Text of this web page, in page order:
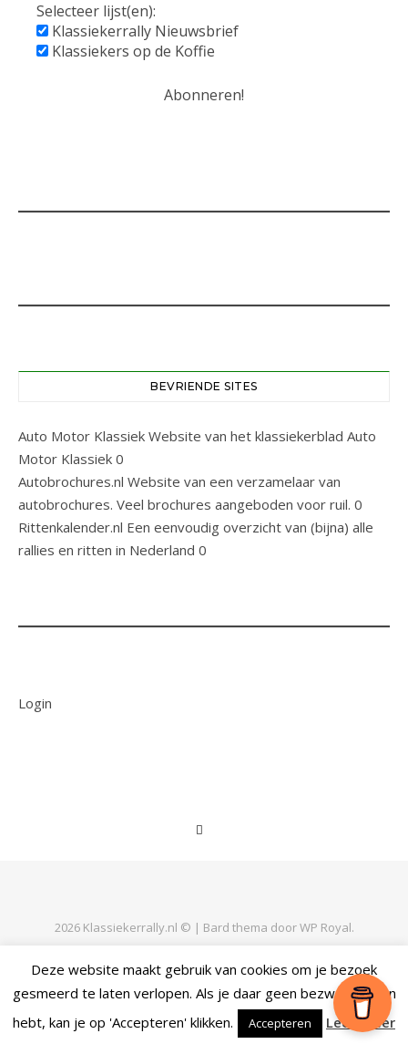
Selecteer lijst(en):
Klassiekerrally Nieuwsbrief
Klassiekers op de Koffie
BEVRIENDE SITES
Auto Motor Klassiek Website van het klassiekerblad Auto
Motor Klassiek 0
Autobrochures.nl Website van een verzamelaar van
autobrochures. Veel brochures aangeboden voor ruil. 0
Rittenkalender.nl Een eenvoudig overzicht van (bijna) alle
rallies en ritten in Nederland 0
Login
2026 Klassiekerrally.nl © | Bard thema doorWP Royal.
TERUG NAAR BOVEN
Deze website maakt gebruik van cookies om je bezoek
gesmeerd te laten verlopen. Als je daar geen bezwaar tegen
hebt, kan je op 'Accepteren' klikken.
Accepteren Lees meer